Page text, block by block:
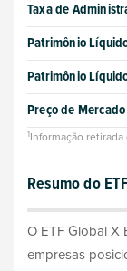
Taxa de
Patrimônio
Patrimônio
Preço de Mercado
1Informação retirada
Resumo do ETF
O ETF Global X
empresas